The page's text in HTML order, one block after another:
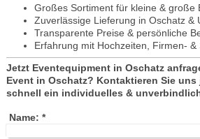
Großes Sortiment für kleine & große
Zuverlässige Lieferung in Oschatz &
Transparente Preise & persönliche
Erfahrung mit Hochzeiten, Firmen- &
Jetzt Eventequipment in Oschatz anfragen Sie planen
Event in Oschatz? Kontaktieren Sie
schnell ein individuelles &
Name: *